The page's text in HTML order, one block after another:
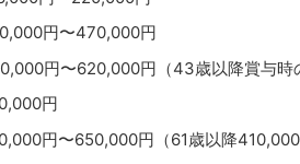
円〜470,000円
円〜620,000円（43歳以降賞与時
円
円〜650,000円（61歳以降410,000